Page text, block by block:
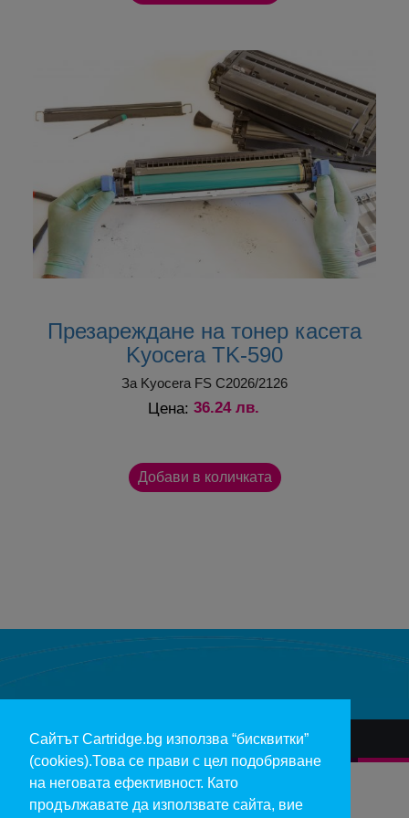
Сайтът Cartridge.bg използва “бисквитки”
(cookies).Това се прави с цел подобряване
на неговата ефективност. Като
продължавате да използвате сайта, вие
Собствените ни производствени мощности и
постоянното им развитие позволява да
големи складови наличностии
съответнобързи доставки още на следващия
При поръчка от Cartridge.bg на съвместими тонер
касети IT Image пoлучавате още едно ценово
предимство –
безплатна доставка
до удобен за
вас офис на Еконт.
Презареждане на тонер касета
Kyocera TK-590
За Kyocera FS C2026/2126
Цена: 36.24 лв.
За нас Гаранции и рекламации Контакт Доставка
Отказ и връщане на продукти Общи условия за ползване